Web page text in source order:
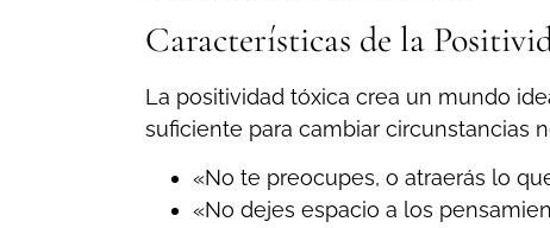
Características de la
La positividad tóxica crea un mundo
suficiente para cambiar circunstancias
«No te preocupes, o atraerás lo
«No dejes espacio a los